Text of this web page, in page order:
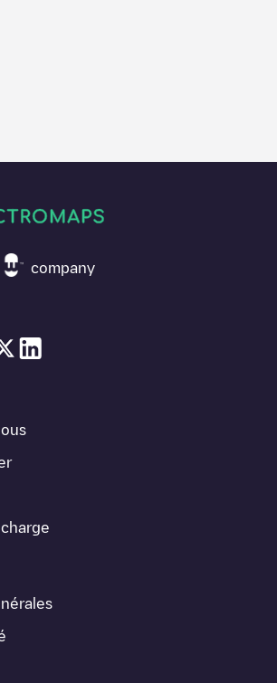
fois.
en bas de la page le point de charge
vous sous "points de charge les plus
à proximité, ainsi que leur emplacement
surface et leur distance en KM.
est disponible, ainsi que l'itinéraire pour
la recharge de cette borne et les
pour que vous puissiez facilement
Electromaps fournit des informations sur
pouvez consulter d'autres chargeurs
company